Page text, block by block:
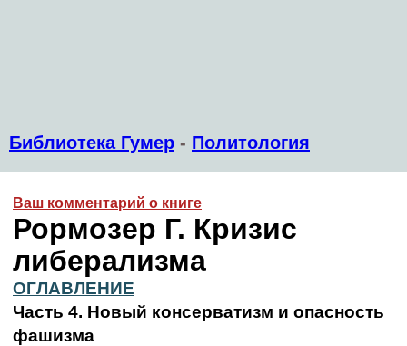
Библиотека Гумер - Политология
Ваш комментарий о книге
Рормозер Г. Кризис
либерализма
ОГЛАВЛЕНИЕ
Часть 4. Новый консерватизм и опасность
фашизма